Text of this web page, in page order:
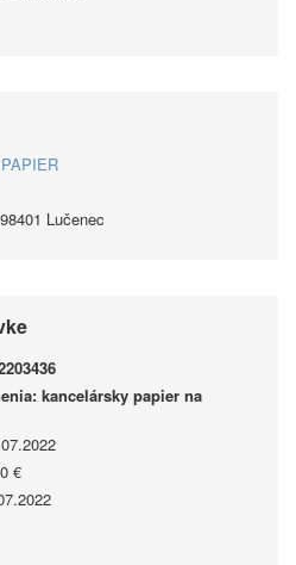
Lučenec
kancelársky papier na
€